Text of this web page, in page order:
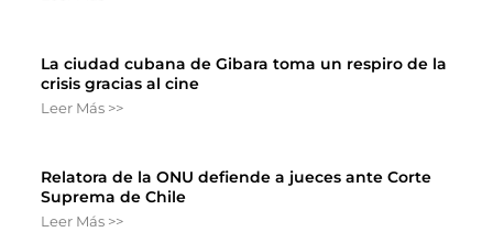
La ciudad cubana de Gibara toma un respiro de la
crisis gracias al cine
Leer Más >>
Relatora de la ONU defiende a jueces ante Corte
Suprema de Chile
Leer Más >>